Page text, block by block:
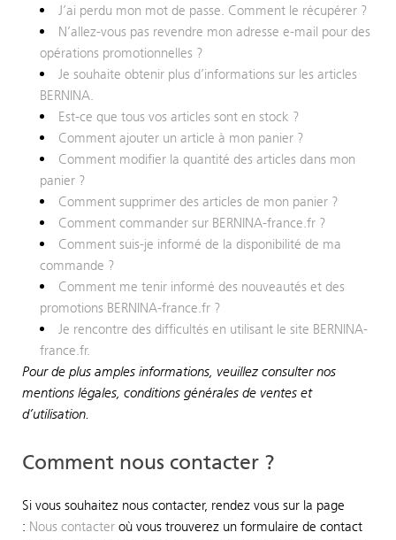
J’ai perdu mon mot de passe. Comment le récupérer ?
N’allez-vous pas revendre mon adresse e-mail pour des
opérations promotionnelles ?
Je souhaite obtenir plus d’informations sur les articles
BERNINA.
Est-ce que tous vos articles sont en stock ?
Comment ajouter un article à mon panier ?
Comment modifier la quantité des articles dans mon
panier ?
Comment supprimer des articles de mon panier ?
Comment commander sur BERNINA-france.fr ?
Comment suis-je informé de la disponibilité de ma
commande ?
Comment me tenir informé des nouveautés et des
promotions BERNINA-france.fr ?
Je rencontre des difficultés en utilisant le site BERNINA-
france.fr.
Pour de plus amples informations, veuillez consulter nos
mentions légales, conditions générales de ventes et
d’utilisation.
Comment nous contacter ?
Si vous souhaitez nous contacter, rendez vous sur la page
: Nous contacter où vous trouverez un formulaire de contact